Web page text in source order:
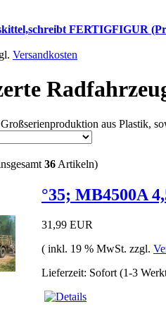
FERTIGFIGUR
Versandkosten
aus Plastik,
36 Artikeln)
°35; MB4500A
31,99 EUR
( inkl. 19 % MwSt. zzgl.
Lieferzeit: Sofort (1-3